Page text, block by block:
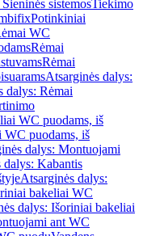
sistemosTiekimo
Potinkiniai
WC
Rėmai
Rėmai
Atsarginės dalys:
dalys: Rėmai
WC puodams, iš
WC puodams, iš
dalys: Montuojami
dalys: Kabantis
Atsarginės dalys:
bakeliai WC
dalys: Išoriniai bakeliai
ant WC